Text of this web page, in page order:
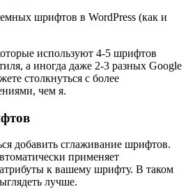
используют 4-5 шрифтов
а иногда даже 2-3 разных Google
столкнуться с более
чем я.
добавить сглаживание шрифтов.
применяет
к вашему шрифту. В таком
лучше.